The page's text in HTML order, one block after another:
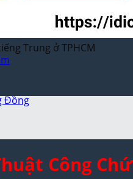
Lãnh Sự
Đồng
Trung ở TPHCM
Công